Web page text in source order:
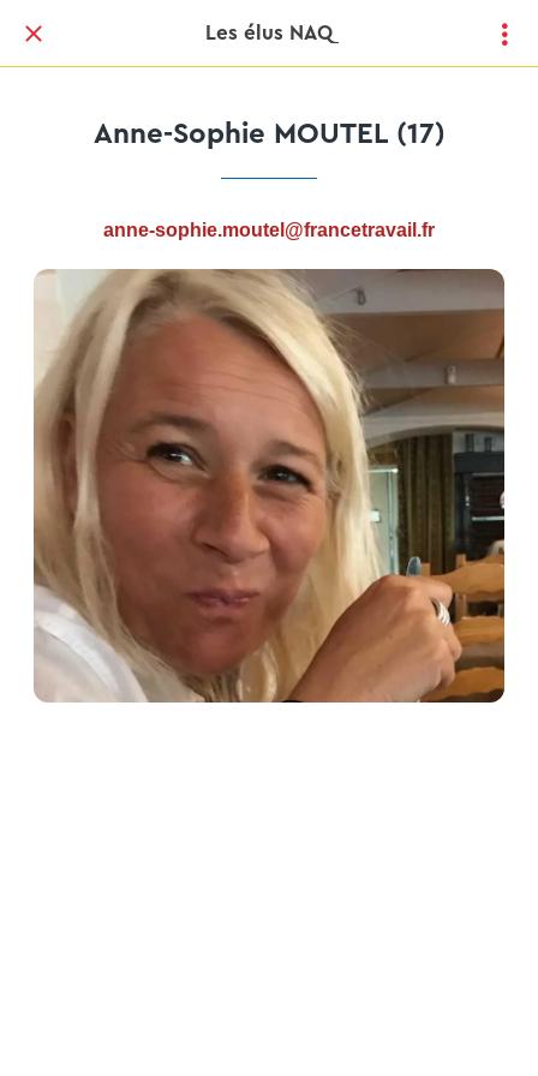
Les élus NAQ
Anne-Sophie MOUTEL (17)
anne-sophie.moutel@francetravail.fr